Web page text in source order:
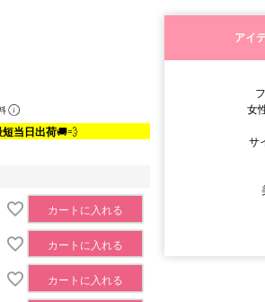
当日出荷🚚💨
カートに入れる
カートに入れる
カートに入れる
アイ
女
サ